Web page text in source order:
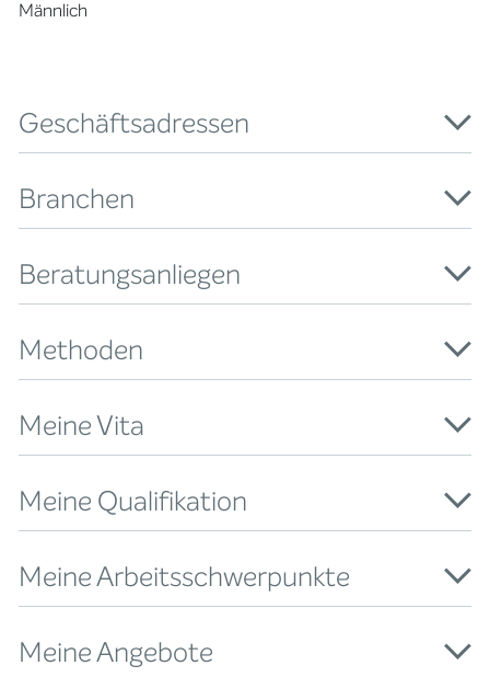
Männlich
Geschäftsadressen
Branchen
Beratungsanliegen
Methoden
Meine Vita
Meine Qualifikation
Meine Arbeitsschwerpunkte
Meine Angebote